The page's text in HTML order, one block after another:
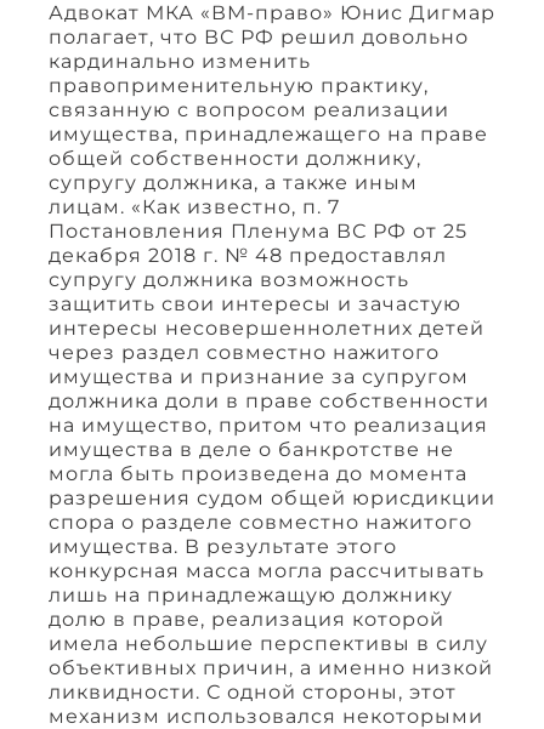
Адвокат МКА «ВМ-право» Юнис Дигмар
полагает, что ВС РФ решил довольно
кардинально изменить
правоприменительную практику,
связанную с вопросом реализации
имущества, принадлежащего на праве
общей собственности должнику,
супругу должника, а также иным
лицам. «Как известно, п. 7
Постановления Пленума ВС РФ от 25
декабря 2018 г. № 48 предоставлял
супругу должника возможность
защитить свои интересы и зачастую
интересы несовершеннолетних детей
через раздел совместно нажитого
имущества и признание за супругом
должника доли в праве собственности
на имущество, притом что реализация
имущества в деле о банкротстве не
могла быть произведена до момента
разрешения судом общей юрисдикции
спора о разделе совместно нажитого
имущества. В результате этого
конкурсная масса могла рассчитывать
лишь на принадлежащую должнику
долю в праве, реализация которой
имела небольшие перспективы в силу
объективных причин, а именно низкой
ликвидности. С одной стороны, этот
механизм использовался некоторыми